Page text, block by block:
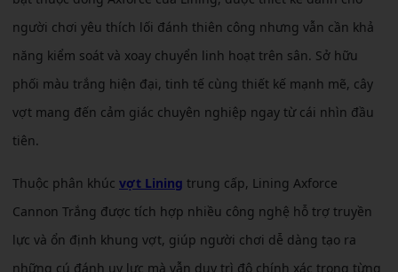
người chơi yêu thích lối đánh thiên công nhưng vẫn cần khả
năng kiểm soát và xoay chuyển linh hoạt trên sân. Sở hữu
phối màu trắng hiện đại, tinh tế cùng thiết kế mạnh mẽ, cây
vợt mang đến cảm giác chuyên nghiệp ngay từ cái nhìn đầu
tiên.
Thuộc phân khúc vợt Lining trung cấp, Lining Axforce
Cannon Trắng được tích hợp nhiều công nghệ hỗ trợ truyền
lực và ổn định khung vợt, giúp người chơi dễ dàng tạo ra
những cú đánh uy lực mà vẫn duy trì độ chính xác trong từng